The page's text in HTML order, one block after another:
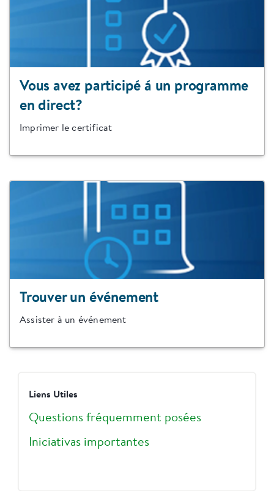
Vous avez participé á un programme
en direct?
Imprimer le certificat
Trouver un événement
Assister à un événement
Liens Utiles
Questions fréquemment posées
Iniciativas importantes